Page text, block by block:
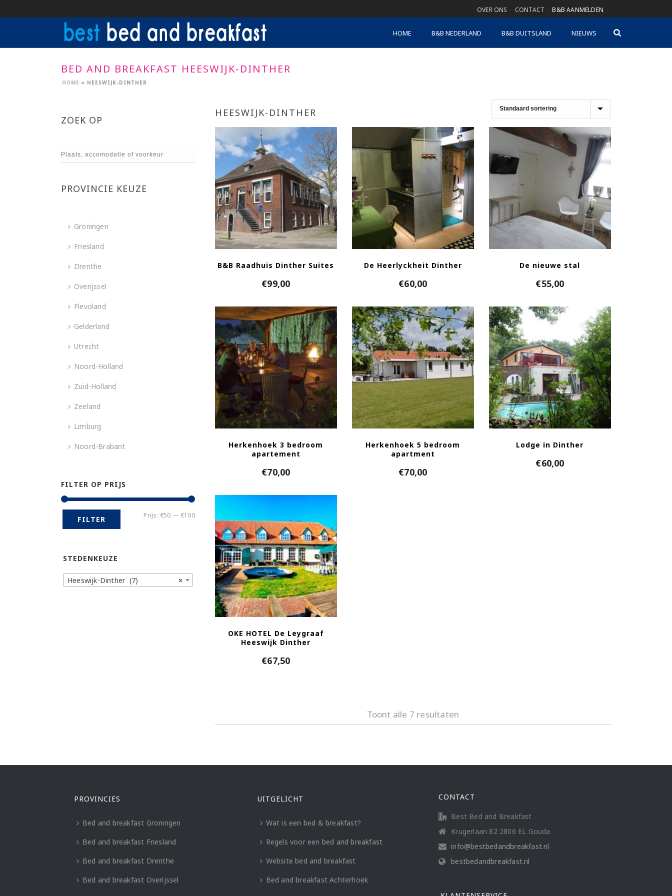
OVER ONS CONTACT B&B AANMELDEN
HOME B&B NEDERLAND B&B DUITSLAND NIEUWS
BED AND BREAKFAST HEESWIJK-DINTHER
HOME » HEESWIJK-DINTHER
HEESWIJK-DINTHER
B&B Raadhuis Dinther Suites
€99,00
De Heerlyckheit Dinther
€60,00
De nieuwe stal
€55,00
Herkenhoek 3 bedroom
apartement
€70,00
Herkenhoek 5 bedroom
apartment
€70,00
Lodge in Dinther
€60,00
OKE HOTEL De Leygraaf
Heeswijk Dinther
€67,50
Toont alle 7 resultaten
ZOEK OP
PROVINCIE KEUZE
Groningen
Friesland
Drenthe
Overijssel
Flevoland
Gelderland
Utrecht
Noord-Holland
Zuid-Holland
Zeeland
Limburg
Noord-Brabant
FILTER OP PRIJS
Min.
Max.
FILTER Prijs: €50 — €100
STEDENKEUZE
×
Heeswijk-Dinther (7)
PROVINCIES
Bed and breakfast Groningen
Bed and breakfast Friesland
Bed and breakfast Drenthe
Bed and breakfast Overijssel
UITGELICHT
Wat is een bed & breakfast?
Regels voor een bed and breakfast
Website bed and breakfast
Bed and breakfast Achterhoek
CONTACT
Best Bed and Breakfast
Krugerlaan 82 2806 EL Gouda
info@bestbedandbreakfast.nl
bestbedandbreakfast.nl